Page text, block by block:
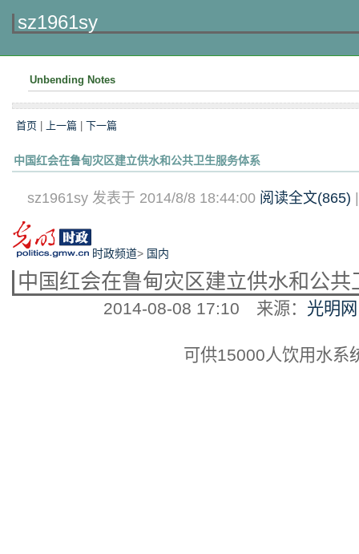
sz1961sy
Unbending Notes
首页 上一篇 下一篇
中国红会在鲁甸灾区建立供水和公共卫生服务体系
sz1961sy 发表于 2014/8/8 18:44:00 阅读全文(865)
时政频道> 国内
中国红会在鲁甸灾区建立供水和公共
2014-08-08 17:10 来源： 光明网
可供15000人饮用水系